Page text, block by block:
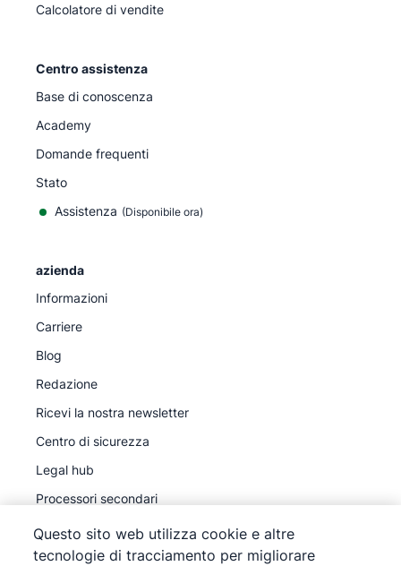
Calcolatore di vendite
Centro assistenza
Base di conoscenza
Academy
Domande frequenti
Stato
Assistenza (Disponibile ora)
azienda
Informazioni
Carriere
Blog
Redazione
Ricevi la nostra newsletter
Centro di sicurezza
Legal hub
Processori secondari
Questo sito web utilizza cookie e altre
tecnologie di tracciamento per migliorare